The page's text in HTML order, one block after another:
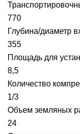
770
Глубина/диаметр
355
Площадь для
8,5
Количество
1/3
Объем земляных
24